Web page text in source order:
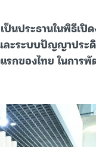
นประธานในพิธีเปิด
ละระบบปัญญาประ
รกของไทย ในการ